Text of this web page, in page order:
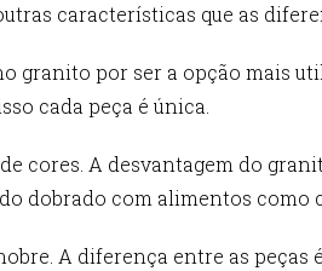
características que as
granito por ser a opção mais
cada peça é única.
cores. A desvantagem do
dobrado com alimentos como
A diferença entre as peças